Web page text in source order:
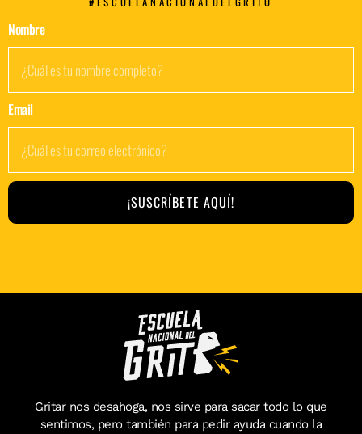
Nombre
Email
¡SUSCRÍBETE AQUÍ!
Gritar nos desahoga, nos sirve para sacar todo lo que
sentimos, pero también para pedir ayuda cuando la